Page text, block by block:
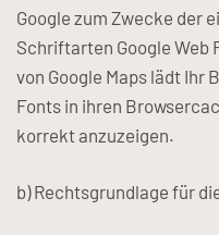
Google zum Zwecke der
Schriftarten Google Web
von Google Maps lädt Ihr
Fonts in ihren
korrekt anzuzeigen.
b) Rechtsgrundlage für